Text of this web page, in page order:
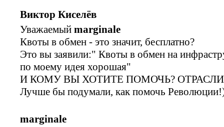
Виктор Киселёв
Уважаемый marginale
Квоты в обмен - это значит, бесплатно?
Это вы заявили:" Квоты в обмен на
по моему идея хорошая"
И КОМУ ВЫ ХОТИТЕ ПОМОЧЬ?
Лучше бы подумали, как помочь
marginale